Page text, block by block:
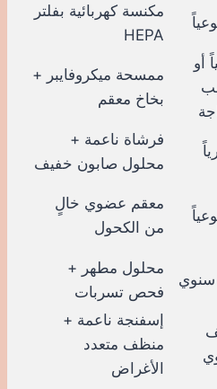
مكنسة كهربائية بفلتر
HEPA
أو
ممسحة ميكروفايبر +
بخاخ معقم
فرشاة ناعمة +
محلول صابون خفيف
معقم عضوي خالٍ
من الكحول
سنوي
محلول مطهر +
فحص تسربات
إسفنجة ناعمة +
منظف متعدد
الأغراض